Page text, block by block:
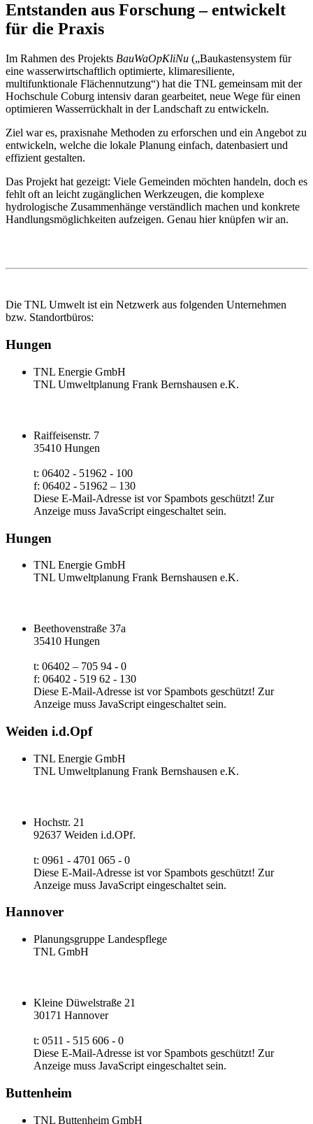
Entstanden aus Forschung – entwickelt
für die Praxis
Im Rahmen des Projekts BauWaOpKliNu („Baukastensystem für
eine wasserwirtschaftlich optimierte, klimaresiliente,
multifunktionale Flächennutzung“) hat die TNL gemeinsam mit der
Hochschule Coburg intensiv daran gearbeitet, neue Wege für einen
optimieren Wasserrückhalt in der Landschaft zu entwickeln.
Ziel war es, praxisnahe Methoden zu erforschen und ein Angebot zu
entwickeln, welche die lokale Planung einfach, datenbasiert und
effizient gestalten.
Das Projekt hat gezeigt: Viele Gemeinden möchten handeln, doch es
fehlt oft an leicht zugänglichen Werkzeugen, die komplexe
hydrologische Zusammenhänge verständlich machen und konkrete
Handlungsmöglichkeiten aufzeigen. Genau hier knüpfen wir an.
Die TNL Umwelt ist ein Netzwerk aus folgenden Unternehmen
bzw. Standortbüros:
Hungen
TNL Energie GmbH
TNL Umweltplanung Frank Bernshausen e.K.
Raiffeisenstr. 7
35410 Hungen
t: 06402 - 51962 - 100
f: 06402 - 51962 – 130
Diese E-Mail-Adresse ist vor Spambots geschützt! Zur
Anzeige muss JavaScript eingeschaltet sein.
Hungen
TNL Energie GmbH
TNL Umweltplanung Frank Bernshausen e.K.
Beethovenstraße 37a
35410 Hungen
t: 06402 – 705 94 - 0
f: 06402 - 519 62 - 130
Diese E-Mail-Adresse ist vor Spambots geschützt! Zur
Anzeige muss JavaScript eingeschaltet sein.
Weiden i.d.Opf
TNL Energie GmbH
TNL Umweltplanung Frank Bernshausen e.K.
Hochstr. 21
92637 Weiden i.d.OPf.
t: 0961 - 4701 065 - 0
Diese E-Mail-Adresse ist vor Spambots geschützt! Zur
Anzeige muss JavaScript eingeschaltet sein.
Hannover
Planungsgruppe Landespflege
TNL GmbH
Kleine Düwelstraße 21
30171 Hannover
t: 0511 - 515 606 - 0
Diese E-Mail-Adresse ist vor Spambots geschützt! Zur
Anzeige muss JavaScript eingeschaltet sein.
Buttenheim
TNL Buttenheim GmbH